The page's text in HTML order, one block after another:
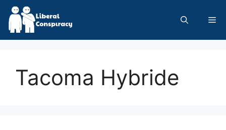
Skip
content
Tacoma Hybride